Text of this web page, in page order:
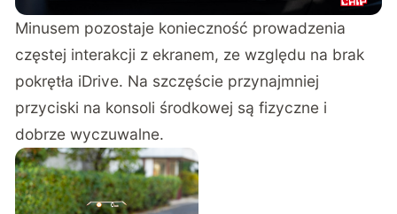
Minusem pozostaje konieczność prowadzenia
częstej interakcji z ekranem, ze względu na brak
pokrętła iDrive. Na szczęście przynajmniej
przyciski na konsoli środkowej są fizyczne i
dobrze wyczuwalne.